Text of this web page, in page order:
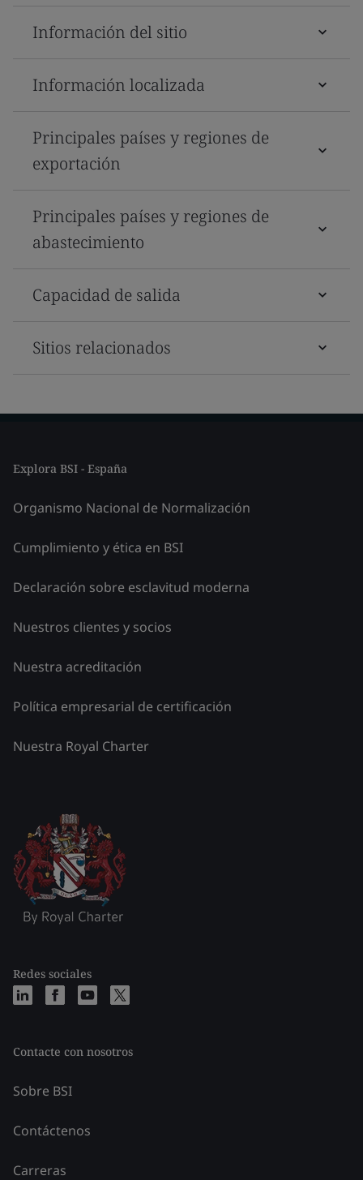
Información del sitio
Información localizada
Principales países y regiones de
exportación
Principales países y regiones de
abastecimiento
Capacidad de salida
Sitios relacionados
Explora BSI - España
Organismo Nacional de Normalización
Cumplimiento y ética en BSI
Declaración sobre esclavitud moderna
Nuestros clientes y socios
Nuestra acreditación
Política empresarial de certificación
Nuestra Royal Charter
Redes sociales
Contacte con nosotros
Sobre BSI
Contáctenos
Carreras